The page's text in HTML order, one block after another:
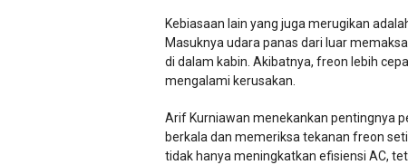
Kebiasaan lain yang juga merugikan
Masuknya udara panas dari luar
di dalam kabin. Akibatnya, freon lebih
mengalami kerusakan.
Arif Kurniawan menekankan pentingnya
berkala dan memeriksa tekanan freon
tidak hanya meningkatkan efisiensi AC,